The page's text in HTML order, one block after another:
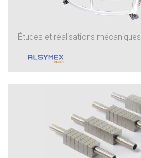
Études et réalisations mécaniques